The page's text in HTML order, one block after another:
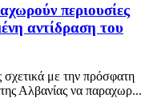
περιουσίες
αντίδραση του
με την πρόσφατη
Αλβανίας να παραχωρ...